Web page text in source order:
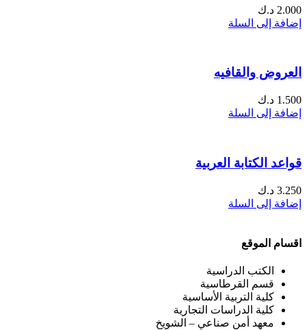
2.000 د.ك
إضافة إلى السلة
العروض والقافيه
1.500 د.ك
إضافة إلى السلة
قواعد الكتابة العربية
3.250 د.ك
إضافة إلى السلة
اقسام الموقع
الكتب الدراسية
قسم القرطاسية
كلية التربية الأساسية
كلية الدراسات التجارية
معهد أمن صناعي – الشويخ